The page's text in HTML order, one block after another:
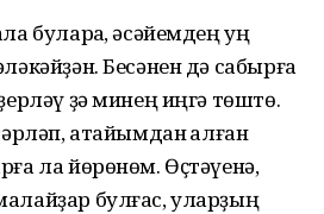
булараҡ, әсәйемдең уң
Бесәнен дә сабырға
ҙә минең иңгә төштө.
атайымдан ҡалған
ла йөрөнөм. Өҫтәүенә,
булғас, уларҙың